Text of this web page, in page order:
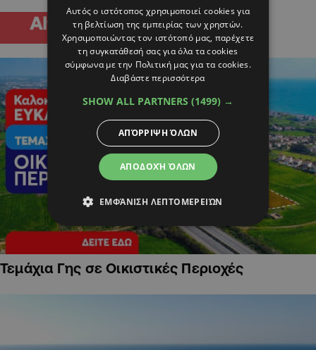
Τεμάχια Γης σε Οικιστικές Περιοχές
Αυτός ο ιστότοπος χρησιμοποιεί cookies για
τη βελτίωση της εμπειρίας των χρηστών.
Χρησιμοποιώντας τον ιστότοπό μας, παρέχετε
τη συγκατάθεσή σας για όλα τα cookies
σύμφωνα με την Πολιτική μας για τα cookies.
Διαβάστε περισσότερα
SHOW ALL PARTNERS (1499) →
ΑΠΟΔΟΧΉ ΌΛΩΝ
ΑΠΌΡΡΙΨΗ ΌΛΩΝ
ΕΜΦΆΝΙΣΗ ΛΕΠΤΟΜΕΡΕΙΏΝ